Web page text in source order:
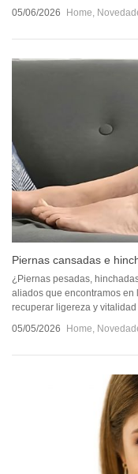
05/06/2026
Home,
Piernas cansadas e
forma...
¿Piernas pesadas,
aliados que encontramos
recuperar ligereza y
05/05/2026
Home,